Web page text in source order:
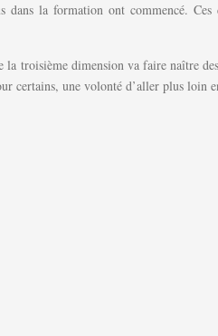
dans la formation ont commencé.
la troisième dimension va faire naître
certains, une volonté d’aller plus loin